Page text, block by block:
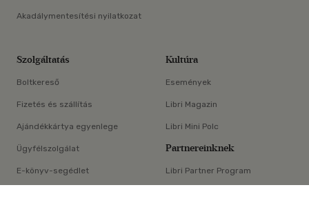
×
Akadálymentesítési nyilatkozat
Szolgáltatás
Boltkereső
Fizetés és szállítás
Ajándékkártya egyenlege
Ügyfélszolgálat
E-könyv-segédlet
Kultúra
Események
Libri Magazin
Libri Mini Polc
Partnereinknek
Libri Partner Program